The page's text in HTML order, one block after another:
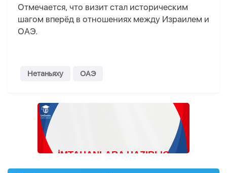
Отмечается, что визит стал историческим
шагом вперёд в отношениях между Израилем и
ОАЭ.
Нетаньяху ОАЭ